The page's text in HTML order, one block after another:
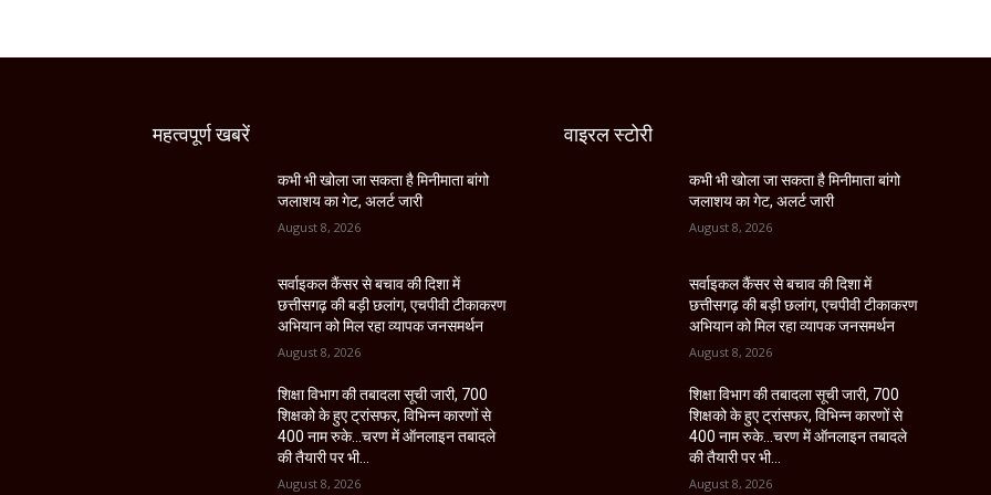
महत्वपूर्ण खबरें
कभी भी खोला जा सकता है मिनीमाता बांगो
जलाशय का गेट, अलर्ट जारी
August 8, 2026
सर्वाइकल कैंसर से बचाव की दिशा में
छत्तीसगढ़ की बड़ी छलांग, एचपीवी टीकाकरण
अभियान को मिल रहा व्यापक जनसमर्थन
August 8, 2026
शिक्षा विभाग की तबादला सूची जारी, 700
शिक्षको के हुए ट्रांसफर, विभिन्न कारणों से
400 नाम रुके…चरण में ऑनलाइन तबादले
की तैयारी पर भी...
August 8, 2026
वाइरल स्टोरी
कभी भी खोला जा सकता है मिनीमाता बांगो
जलाशय का गेट, अलर्ट जारी
August 8, 2026
सर्वाइकल कैंसर से बचाव की दिशा में
छत्तीसगढ़ की बड़ी छलांग, एचपीवी टीकाकरण
अभियान को मिल रहा व्यापक जनसमर्थन
August 8, 2026
शिक्षा विभाग की तबादला सूची जारी, 700
शिक्षको के हुए ट्रांसफर, विभिन्न कारणों से
400 नाम रुके…चरण में ऑनलाइन तबादले
की तैयारी पर भी...
August 8, 2026